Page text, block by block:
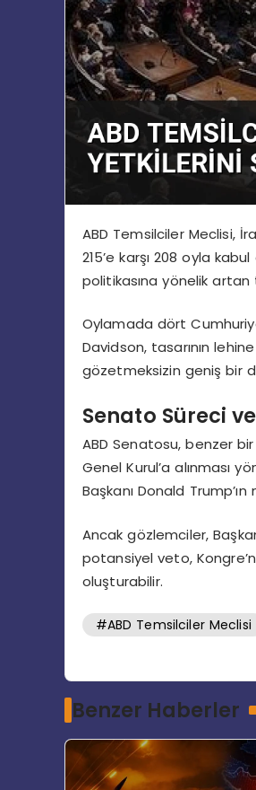
ABD Temsilciler Meclisi,
215’e karşı 208 oyla
politikasına yönelik
Oylamada dört
Davidson, tasarının
gözetmeksizin geniş bir
Senato Süreci
ABD Senatosu, benzer
Genel Kurul’a alınması
Başkanı Donald
Ancak gözlemciler,
potansiyel veto,
oluşturabilir.
#ABD Temsilciler Meclisi
Benzer Haberler